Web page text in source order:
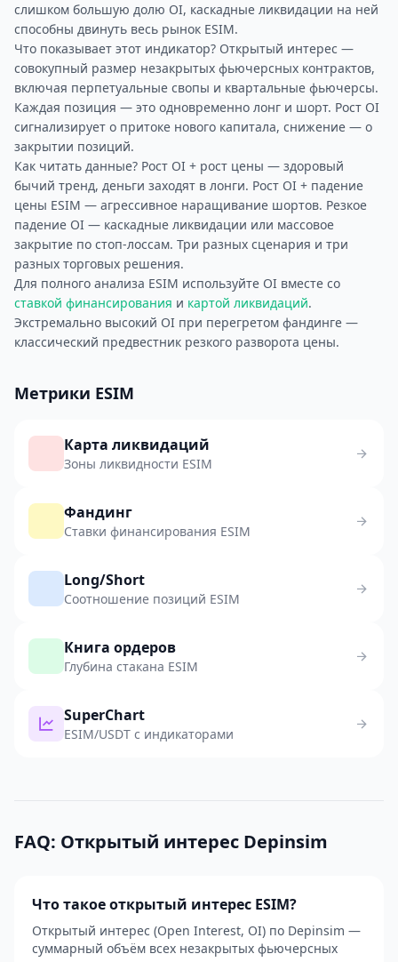
слишком большую долю OI, каскадные ликвидации на ней
способны двинуть весь рынок ESIM.
Что показывает этот индикатор? Открытый интерес —
совокупный размер незакрытых фьючерсных контрактов,
включая перпетуальные свопы и квартальные фьючерсы.
Каждая позиция — это одновременно лонг и шорт. Рост OI
сигнализирует о притоке нового капитала, снижение — о
закрытии позиций.
Как читать данные? Рост OI + рост цены — здоровый
бычий тренд, деньги заходят в лонги. Рост OI + падение
цены ESIM — агрессивное наращивание шортов. Резкое
падение OI — каскадные ликвидации или массовое
закрытие по стоп-лоссам. Три разных сценария и три
разных торговых решения.
Для полного анализа ESIM используйте OI вместе со
ставкой финансирования и картой ликвидаций.
Экстремально высокий OI при перегретом фандинге —
классический предвестник резкого разворота цены.
Метрики ESIM
Карта ликвидаций
Зоны ликвидности ESIM
Фандинг
Ставки финансирования ESIM
Long/Short
Соотношение позиций ESIM
Книга ордеров
Глубина стакана ESIM
SuperChart
ESIM/USDT с индикаторами
FAQ: Открытый интерес Depinsim
Что такое открытый интерес ESIM?
Открытый интерес (Open Interest, OI) по Depinsim —
суммарный объём всех незакрытых фьючерсных